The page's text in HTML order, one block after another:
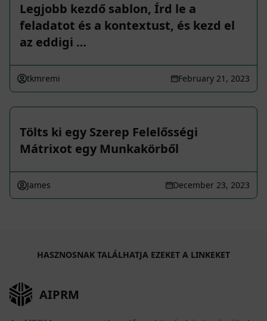
Legjobb kezdő sablon, Írd le a
feladatot és a kontextust, és kezd el
az eddigi …
tkmremi February 21, 2023
Tölts ki egy Szerep Felelősségi
Mátrixot egy Munkakörből
James December 23, 2023
HASZNOSNAK TALÁLHATJA EZEKET A LINKEKET
AIPRM